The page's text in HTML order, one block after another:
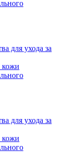
для ухода за
кожи
для ухода за
кожи